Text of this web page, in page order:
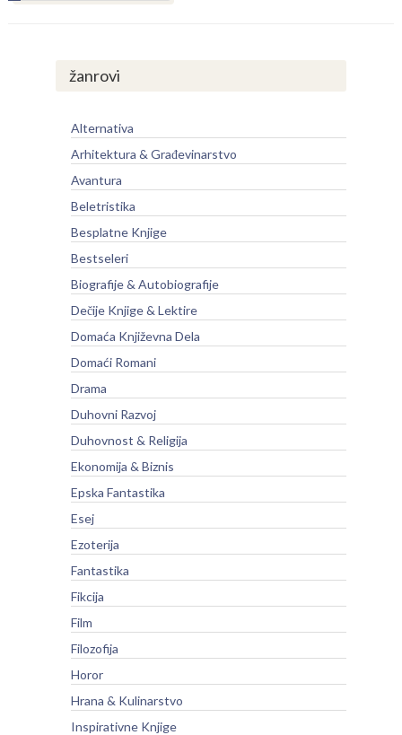
žanrovi
Alternativa
Arhitektura & Građevinarstvo
Avantura
Beletristika
Besplatne Knjige
Bestseleri
Biografije & Autobiografije
Dečije Knjige & Lektire
Domaća Književna Dela
Domaći Romani
Drama
Duhovni Razvoj
Duhovnost & Religija
Ekonomija & Biznis
Epska Fantastika
Esej
Ezoterija
Fantastika
Fikcija
Film
Filozofija
Horor
Hrana & Kulinarstvo
Inspirativne Knjige